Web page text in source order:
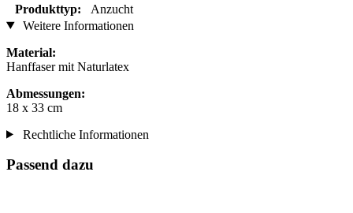
Produkttyp:
Anzucht
Weitere Informationen
Material:
Hanffaser mit Naturlatex
Abmessungen:
18 x 33 cm
Rechtliche Informationen
Passend dazu